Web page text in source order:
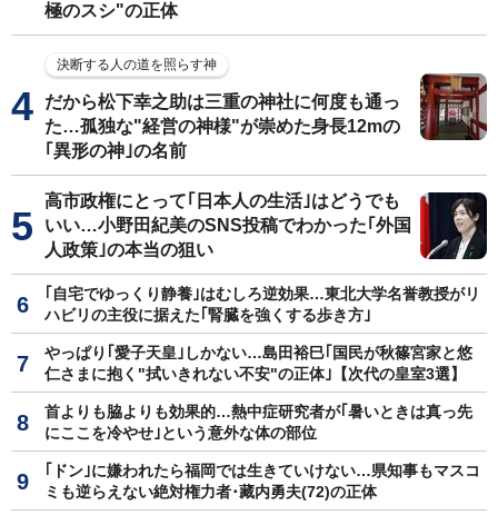
極のスシ"の正体
決断する人の道を照らす神
だから松下幸之助は三重の神社に何度も通っ
た…孤独な"経営の神様"が崇めた身長12mの
｢異形の神｣の名前
高市政権にとって｢日本人の生活｣はどうでも
いい…小野田紀美のSNS投稿でわかった｢外国
人政策｣の本当の狙い
｢自宅でゆっくり静養｣はむしろ逆効果…東北大学名誉教授がリ
ハビリの主役に据えた｢腎臓を強くする歩き方｣
やっぱり｢愛子天皇｣しかない…島田裕巳｢国民が秋篠宮家と悠
仁さまに抱く"拭いきれない不安"の正体｣【次代の皇室3選】
首よりも脇よりも効果的…熱中症研究者が｢暑いときは真っ先
にここを冷やせ｣という意外な体の部位
｢ドン｣に嫌われたら福岡では生きていけない…県知事もマスコ
ミも逆らえない絶対権力者･藏内勇夫(72)の正体